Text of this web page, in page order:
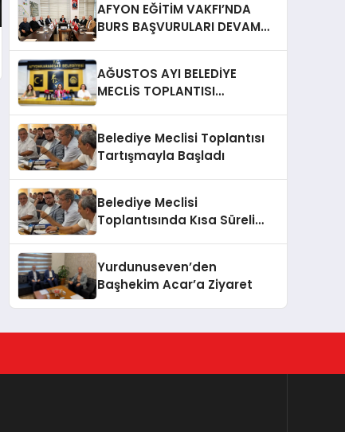
YANINDAYIZ!
AFYON EĞİTİM VAKFI’NDA
BURS BAŞVURULARI DEVAM
AĞUSTOS AYI BELEDİYE
MECLİS TOPLANTISI
Belediye Meclisi Toplantısı
Tartışmayla Başladı
Belediye Meclisi
Toplantısında Kısa Süreli
Yurdunuseven’den
Başhekim Acar’a Ziyaret